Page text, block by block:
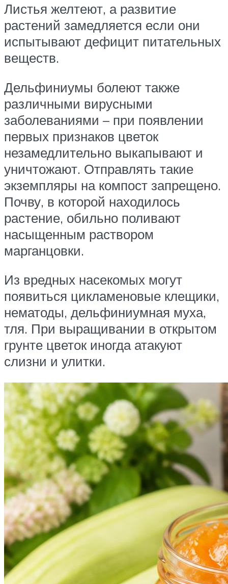
Листья желтеют, а развитие
растений замедляется если они
испытывают дефицит питательных
веществ.
Дельфиниумы болеют также
различными вирусными
заболеваниями – при появлении
первых признаков цветок
незамедлительно выкапывают и
уничтожают. Отправлять такие
экземпляры на компост запрещено.
Почву, в которой находилось
растение, обильно поливают
насыщенным раствором
марганцовки.
Из вредных насекомых могут
появиться цикламеновые клещики,
нематоды, дельфиниумная муха,
тля. При выращивании в открытом
грунте цветок иногда атакуют
слизни и улитки.